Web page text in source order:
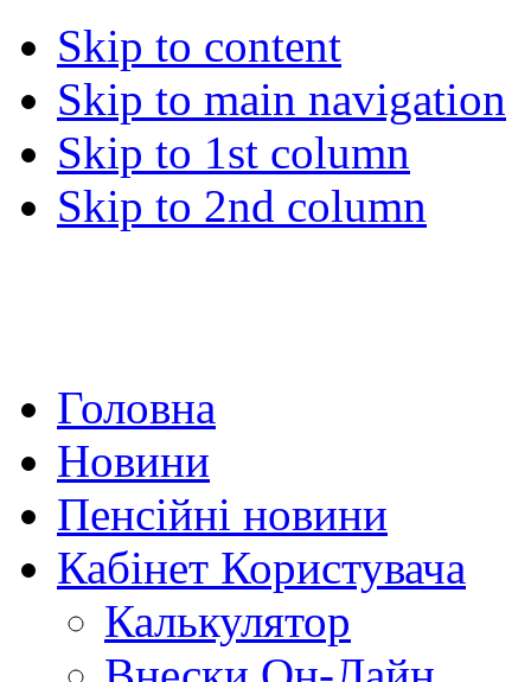
Skip to content
Skip to main navigation
Skip to 1st column
Skip to 2nd column
Головна
Новини
Пенсійні новини
Кабінет Користувача
Калькулятор